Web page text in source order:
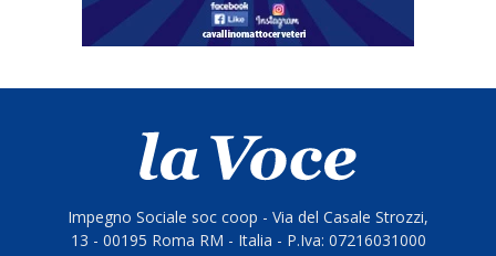
Impegno Sociale soc coop - Via del Casale Strozzi,
13 - 00195 Roma RM - Italia - P.Iva: 07216031000